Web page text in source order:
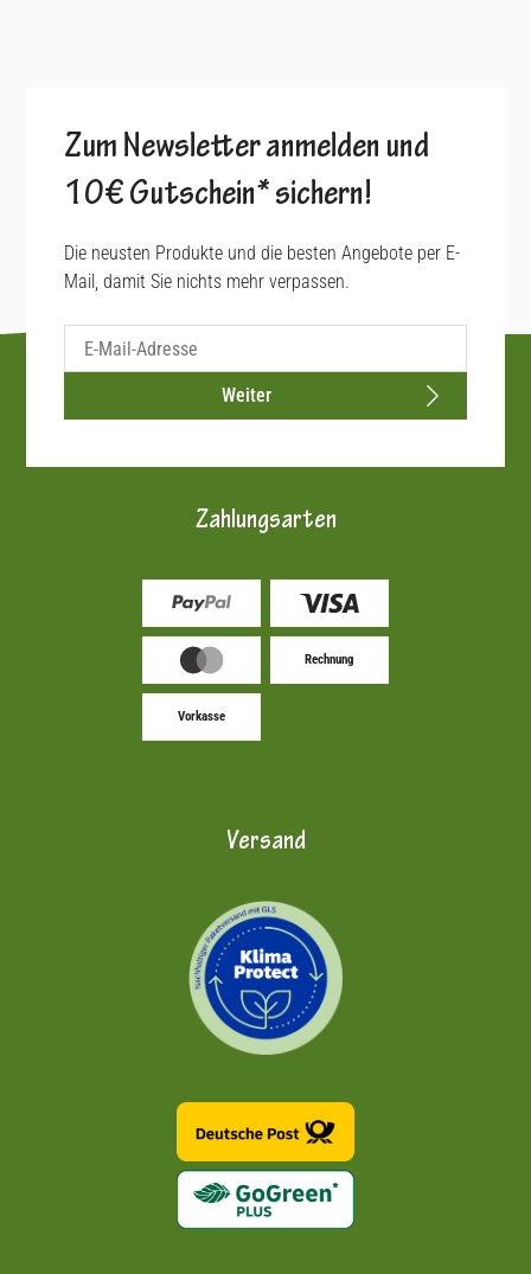
Zum Newsletter anmelden und
10€ Gutschein* sichern!
Die neusten Produkte und die besten Angebote per E-
Mail, damit Sie nichts mehr verpassen.
Weiter
Zahlungsarten
Rechnung
Vorkasse
Versand